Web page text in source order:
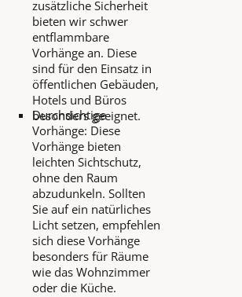
zusätzliche Sicherheit
bieten wir schwer
entflammbare
Vorhänge an. Diese
sind für den Einsatz in
öffentlichen Gebäuden,
Hotels und Büros
besonders geeignet.
Durchsichtige
Vorhänge: Diese
Vorhänge bieten
leichten Sichtschutz,
ohne den Raum
abzudunkeln. Sollten
Sie auf ein natürliches
Licht setzen, empfehlen
sich diese Vorhänge
besonders für Räume
wie das Wohnzimmer
oder die Küche.